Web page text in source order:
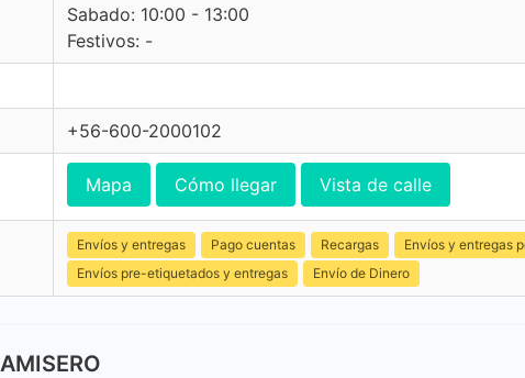
Sabado: 10:00 - 13:00
Festivos: -
+56-600-2000102
Mapa Cómo llegar Vista de calle
Envíos y entregas Pago cuentas Recargas Envíos y entregas
Envíos pre-etiquetados y entregas
Envío de Dinero